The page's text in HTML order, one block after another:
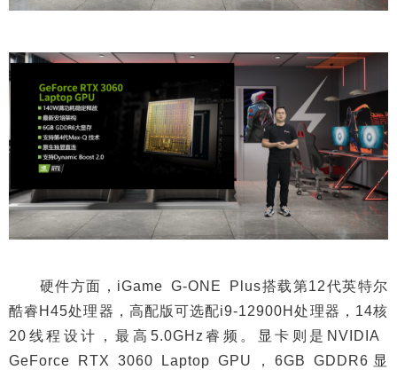
硬件方面，iGame G-ONE Plus搭载第12代英特尔
酷睿H45处理器，高配版可选配i9-12900H处理器，14核
20线程设计，最高5.0GHz睿频。显卡则是NVIDIA
GeForce RTX 3060 Laptop GPU，6GB GDDR6显